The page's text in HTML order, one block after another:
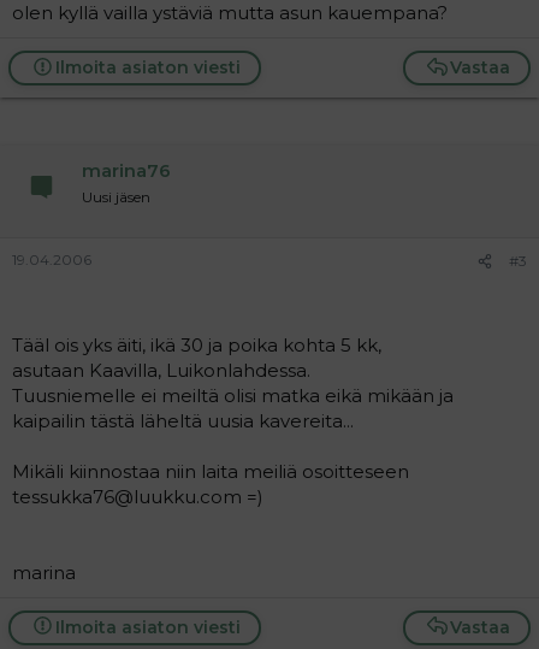
olen kyllä vailla ystäviä mutta asun kauempana?
Vastaa
Ilmoita asiaton viesti
marina76
Uusi jäsen
19.04.2006 #3
Tääl ois yks äiti, ikä 30 ja poika kohta 5 kk,
asutaan Kaavilla, Luikonlahdessa.
Tuusniemelle ei meiltä olisi matka eikä mikään ja
kaipailin tästä läheltä uusia kavereita...
Mikäli kiinnostaa niin laita meiliä osoitteseen
tessukka76@luukku.com =)
marina
Vastaa
Ilmoita asiaton viesti